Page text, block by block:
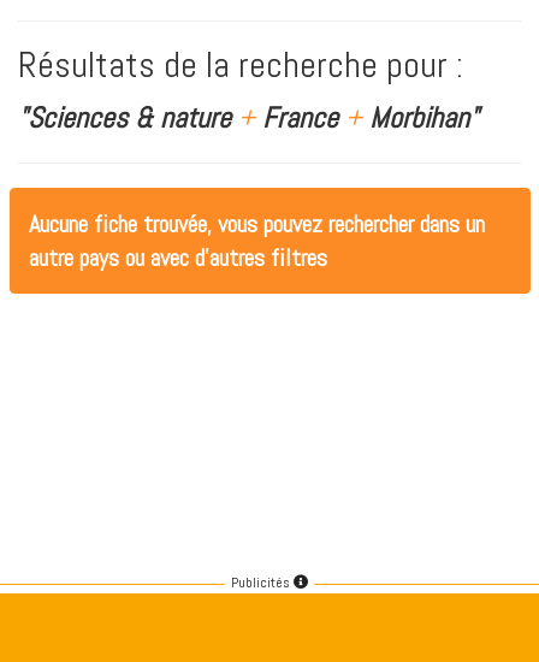
Résultats de la recherche pour :
"Sciences & nature +France +Morbihan"
Aucune fiche trouvée, vous pouvez rechercher dans un
autre pays ou avec d'autres filtres
Publicités